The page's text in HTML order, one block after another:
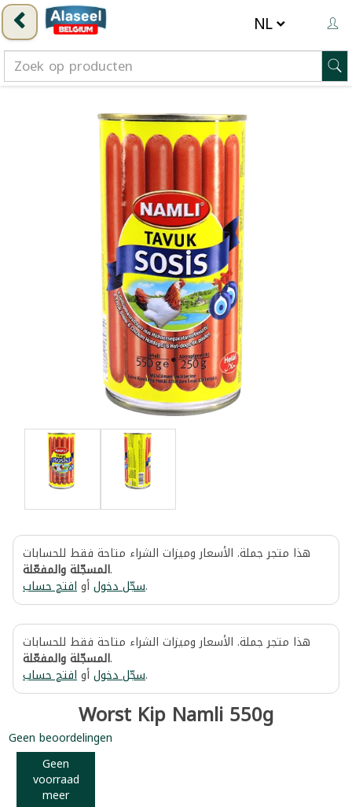
هذا متجر جملة. الأسعار وميزات الشراء متاحة فقط للحسابات
المسجّلة والمفعّلة.
سجّل دخولأوافتح حساب .
هذا متجر جملة. الأسعار وميزات الشراء متاحة فقط للحسابات
المسجّلة والمفعّلة.
سجّل دخولأوافتح حساب .
Worst Kip Namli 550g
Geen beoordelingen
Geen
voorraad
meer